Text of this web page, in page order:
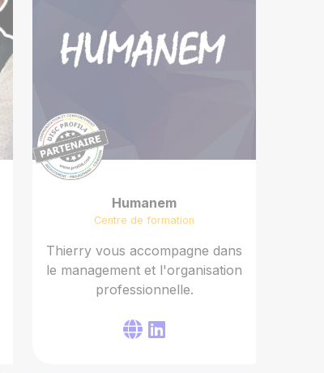
Humanem
Centre de formation
Thierry vous accompagne dans
le management et l'organisation
professionnelle.